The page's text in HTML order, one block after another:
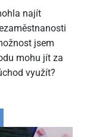
najít
jsem
mohu jít za
využít?